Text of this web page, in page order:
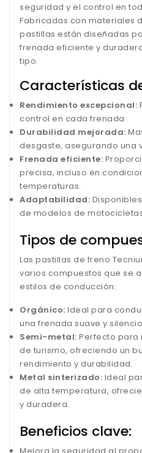
seguridad y el control en
Fabricadas con materiales
pastillas están diseñadas
frenada eficiente y
tipo.
Características
Rendimiento excepcional:
control en cada frenada.
Durabilidad mejorada:
desgaste, asegurando una
Frenada eficiente:
precisa, incluso en
temperaturas.
Adaptabilidad:
de modelos de
Tipos de
Las pastillas de freno
varios compuestos que se
estilos de conducción:
Orgánico: Ideal para
una frenada suave y
Semi-metal: Perfecto para
de turismo, ofreciendo un
rendimiento y durabilidad.
Metal sinterizado: Ideal
de alta temperatura,
y duradera.
Beneficios clave:
Mejora la seguridad al